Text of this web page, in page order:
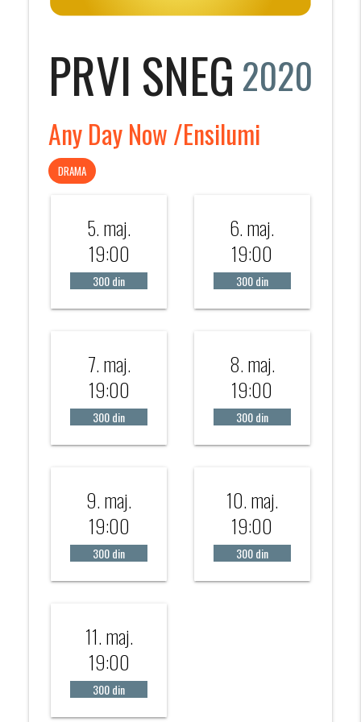
PRVI SNEG 2020
Any Day Now /Ensilumi
DRAMA
5. maj.
19:00
300 din
6. maj.
19:00
300 din
7. maj.
19:00
300 din
8. maj.
19:00
300 din
9. maj.
19:00
300 din
10. maj.
19:00
300 din
11. maj.
19:00
300 din